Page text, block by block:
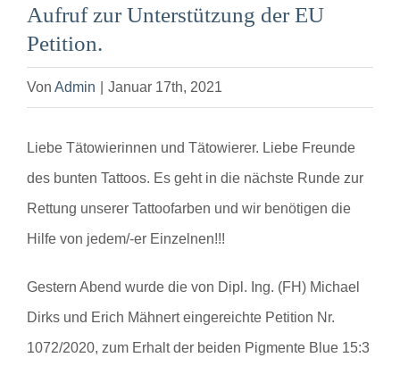
Aufruf zur Unterstützung der EU
Petition.
Von Admin Januar 17th, 2021
Liebe Tätowierinnen und Tätowierer. Liebe Freunde
des bunten Tattoos. Es geht in die nächste Runde zur
Rettung unserer Tattoofarben und wir benötigen die
Hilfe von jedem/-er Einzelnen!!!
Gestern Abend wurde die von Dipl. Ing. (FH) Michael
Dirks und Erich Mähnert eingereichte Petition Nr.
1072/2020, zum Erhalt der beiden Pigmente Blue 15:3